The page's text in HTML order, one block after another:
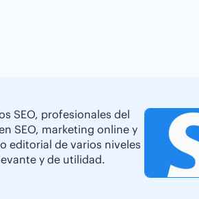
SEO, profesionales del
SEO, marketing online y
editorial de varios niveles
y de utilidad.